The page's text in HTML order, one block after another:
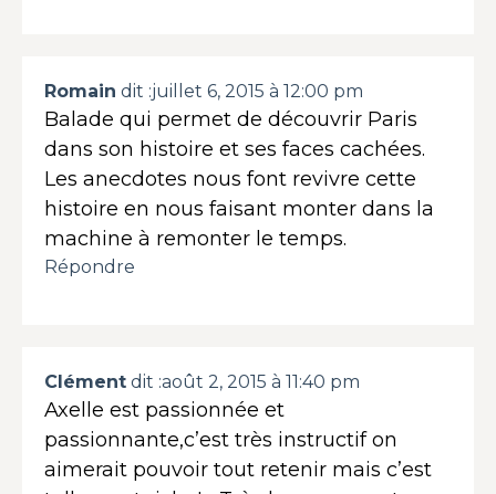
Romain dit :juillet 6, 2015 à 12:00 pm
Balade qui permet de découvrir Paris
dans son histoire et ses faces cachées.
Les anecdotes nous font revivre cette
histoire en nous faisant monter dans la
machine à remonter le temps.
Répondre
Clément dit :août 2, 2015 à 11:40 pm
Axelle est passionnée et
passionnante,c’est très instructif on
aimerait pouvoir tout retenir mais c’est